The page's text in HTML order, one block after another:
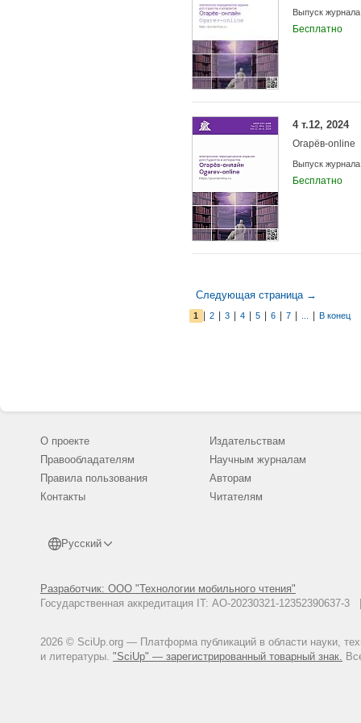
Выпуск журнала
Бесплатно
4 т.12, 2024
Огарёв-online
Выпуск журнала
Бесплатно
Следующая страница →
1 2 3 4 5 6 7 В конец
О проекте
Правообладателям
Правила пользования
Контакты
Русский
Разработчик: ООО "Технологии мобильного чтения"
Государственная аккредитация IT: АО-20230321-
2026 © SciUp.org — Платформа публикаций в области науки,
и литературы. "SciUp" — зарегистрированный товарный знак.
Издательствам
Научным журналам
Авторам
Читателям